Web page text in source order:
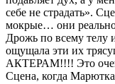
себе не страдать».
мокрые… они
Дрожь по всему телу
ощущала эти их
АКТЕРАМ!!!! Это
Сцена, когда